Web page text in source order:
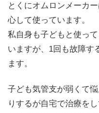
とくにオムロンメーカ
心して使っています。
私自身も子どもと使っ
いますが、1回も故障す
ます。
子ども気管支が弱くて
りするが自宅で治療を